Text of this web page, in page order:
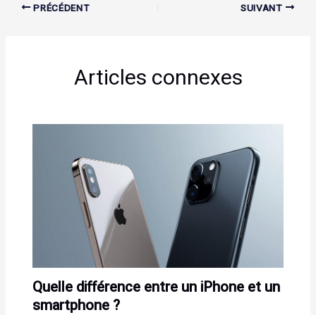
PRÉCÉDENT SUIVANT
Articles connexes
Quelle différence entre un iPhone et un
smartphone ?